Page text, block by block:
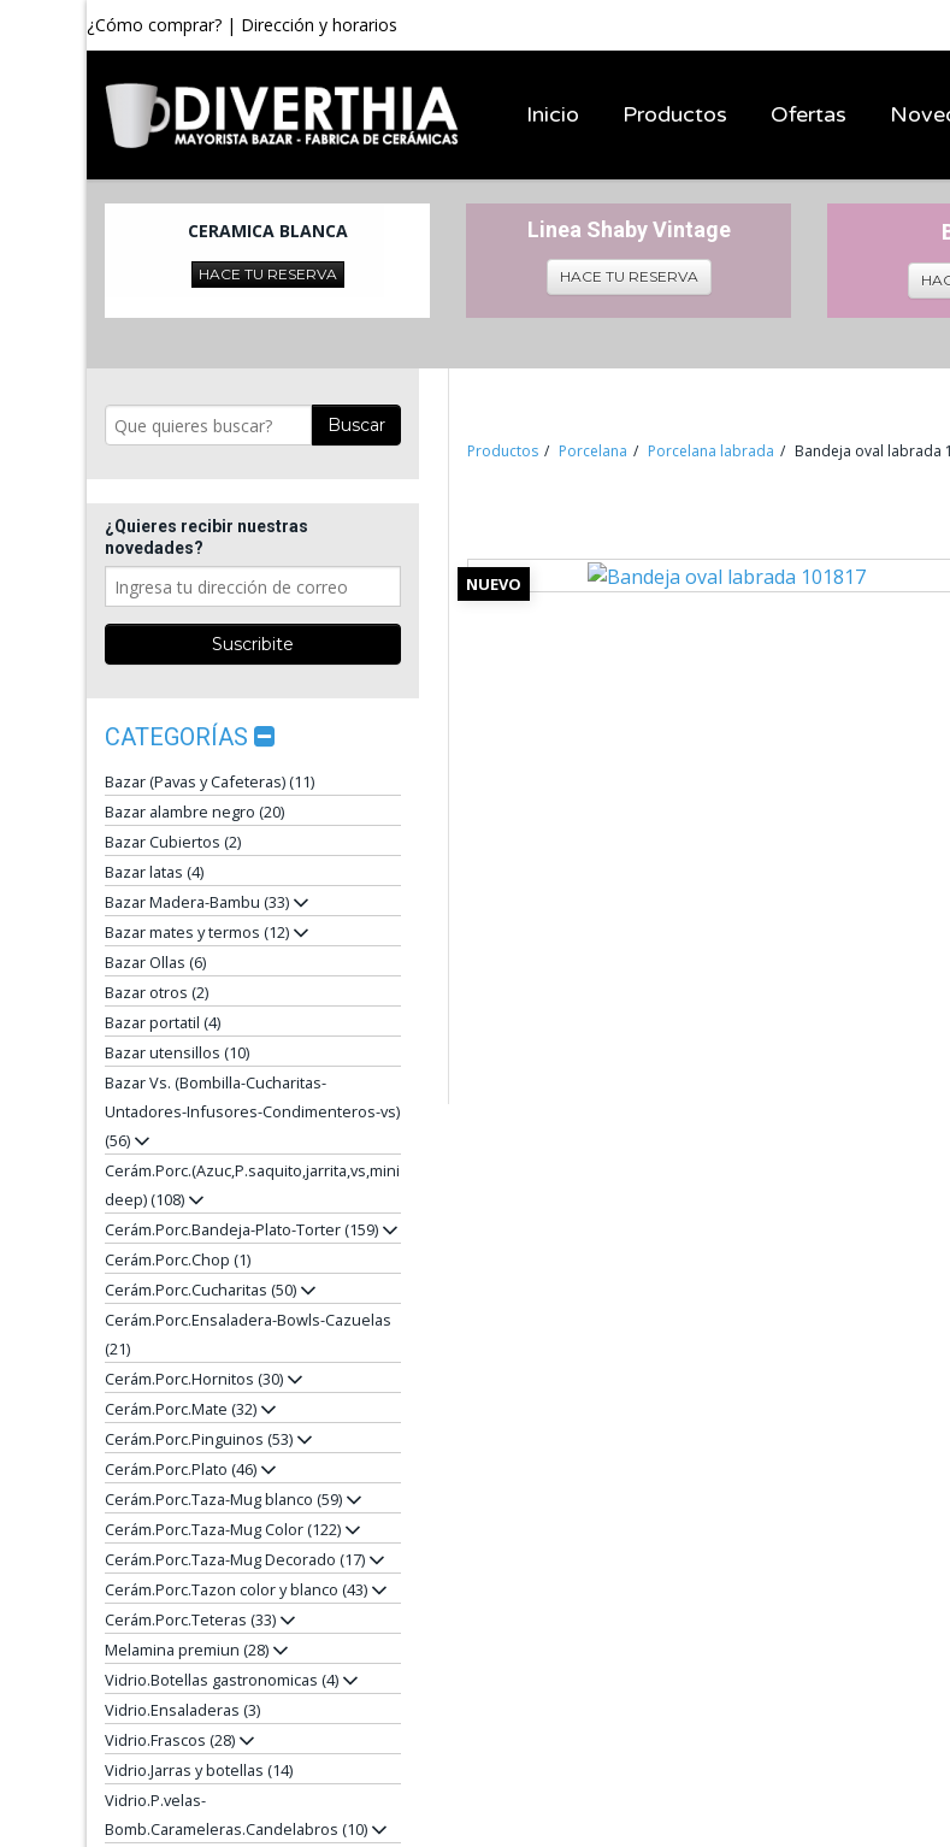
¿Cómo comprar? | Dirección y horarios
Inicio Productos Ofertas
CERAMICA BLANCA
HACE TU RESERVA
Linea Shaby Vintage
HACE TU RESERVA
Buscar
¿Quieres recibir nuestras
novedades?
CATEGORÍAS
Bazar (Pavas y Cafeteras) (11)
Bazar alambre negro (20)
Bazar Cubiertos (2)
Bazar latas (4)
Bazar Madera-Bambu (33)
Bazar mates y termos (12)
Bazar Ollas (6)
Bazar otros (2)
Bazar portatil (4)
Bazar utensillos (10)
Bazar Vs. (Bombilla-Cucharitas-
Untadores-Infusores-Condimenteros-vs)
(56)
Cerám.Porc.(Azuc,P.saquito,jarrita,vs,mini
deep) (108)
Cerám.Porc.Bandeja-Plato-Torter (159)
Cerám.Porc.Chop (1)
Cerám.Porc.Cucharitas (50)
Cerám.Porc.Ensaladera-Bowls-Cazuelas
(21)
Cerám.Porc.Hornitos (30)
Cerám.Porc.Mate (32)
Cerám.Porc.Pinguinos (53)
Cerám.Porc.Plato (46)
Cerám.Porc.Taza-Mug blanco (59)
Cerám.Porc.Taza-Mug Color (122)
Cerám.Porc.Taza-Mug Decorado (17)
Cerám.Porc.Tazon color y blanco (43)
Cerám.Porc.Teteras (33)
Melamina premiun (28)
Vidrio.Botellas gastronomicas (4)
Vidrio.Ensaladeras (3)
Vidrio.Frascos (28)
Vidrio.Jarras y botellas (14)
Vidrio.P.velas-
Bomb.Carameleras.Candelabros (10)
Productos Porcelana Porcelana labrada Bandeja oval labrada
NUEVO